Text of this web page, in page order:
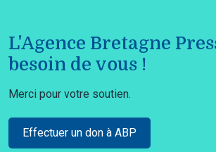
L'Agence Bretagne
besoin de vous !
Merci pour votre soutien.
Effectuer un don à ABP